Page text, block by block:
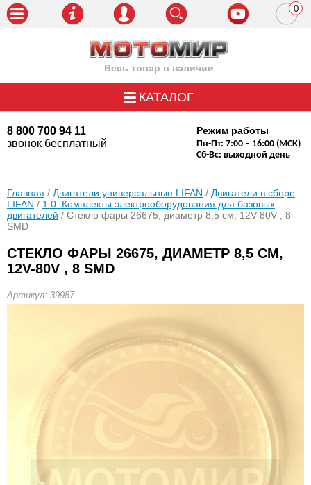
Весь товар в наличии
8 800 700 94 11
звонок бесплатный
Режим работы
Пн-Пт: 7:00 – 16:00 (МСК)
Сб-Вс: выходной день
0
КАТАЛОГ
Главная / Двигатели универсальные LIFAN / Двигатели в сборе
LIFAN / 1.0. Комплекты электрооборудования для базовых
двигателей / Стекло фары 26675, диаметр 8,5 см, 12V-80V , 8
SMD
СТЕКЛО ФАРЫ 26675, ДИАМЕТР 8,5 СМ,
12V-80V , 8 SMD
Артикул: 39987